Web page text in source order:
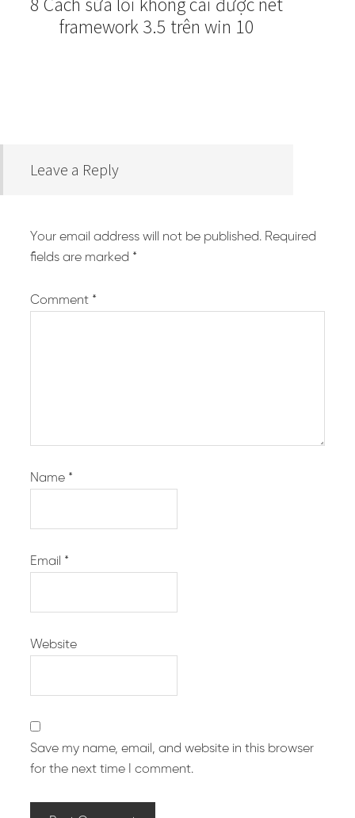
framework 3.5 trên win 10
Leave a Reply
Your email address will not be published. Required
fields are marked *
Comment *
Name *
Email *
Website
Save my name, email, and website in this browser
for the next time I comment.